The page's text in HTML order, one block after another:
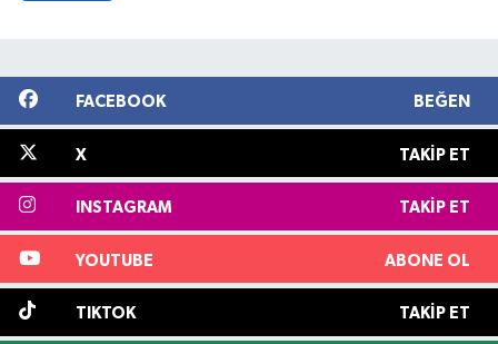
FACEBOOK BEĞEN
X TAKIP ET
INSTAGRAM TAKIP ET
YOUTUBE ABONE OL
TIKTOK TAKIP ET